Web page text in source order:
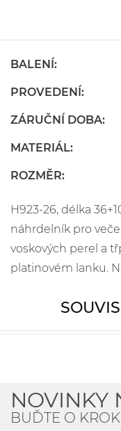
BALENÍ:
PROVEDENÍ:
ZÁRUČNÍ DOBA:
MATERIÁL:
ROZMĚR:
H923-26, délka
náhrdelník pro
voskových perel a
platinovém lanku.
NOVINKY
BUĎTE O